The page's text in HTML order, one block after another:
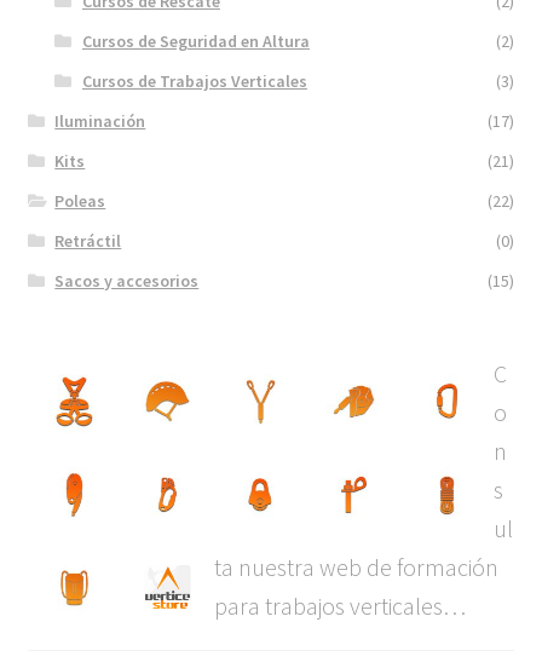
Cursos de Seguridad en Altura
(2)
Cursos de Trabajos Verticales
(3)
Iluminación
(17)
Kits
(21)
Poleas
(22)
Retráctil
(0)
Sacos y accesorios
(15)
C
o
n
s
ul
ta nuestra web de formación
para trabajos verticales…